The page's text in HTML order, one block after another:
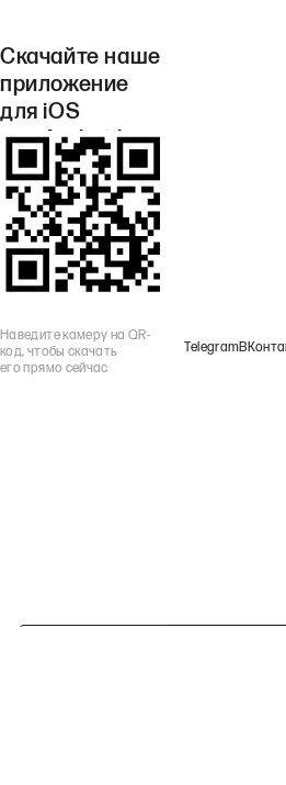
Скачайте наше
приложение
для iOS
или Android.
Наведите камеру на QR-
код, чтобы скачать
его прямо сейчас
Telegram